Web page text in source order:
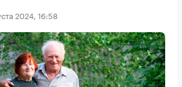
2024, 16:58